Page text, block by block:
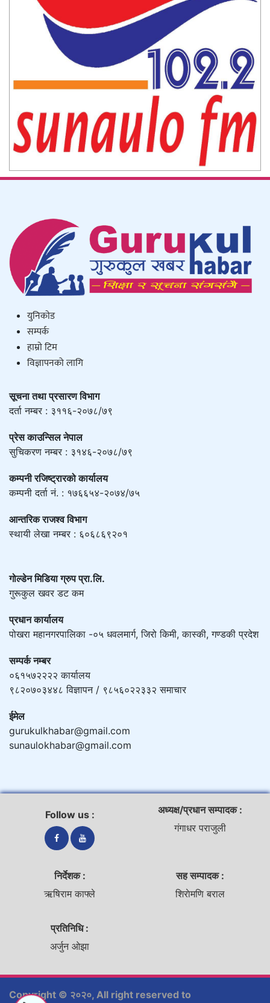
युनिकाेड
सम्पर्क
हाम्राे टिम
विज्ञापनको लागि
सूचना तथा प्रसारण विभाग
दर्ता नम्बर : ३११६-२०७८/७९
प्रेस काउन्सिल नेपाल
सुचिकरण नम्बर : ३१४६-२०७८/७९
कम्पनी रजिष्ट्रारको कार्यालय
कम्पनी दर्ता नं. : १७६६५४-२०७४/७५
आन्तरिक राजश्व विभाग
स्थायी लेखा नम्बर : ६०६८६९२०१
गोल्डेन मिडिया ग्रुप प्रा.लि.
गुरूकुल खवर डट कम
प्रधान कार्यालय
पोखरा महानगरपालिका -०५ धवलमार्ग, जिरो किमी, कास्की, गण्डकी प्रदेश
सम्पर्क नम्बर
०६१५७२२२२ कार्यालय
९८२०७०३४४८ विज्ञापन / ९८५६०२२३३२ समाचार
ईमेल
gurukulkhabar@gmail.com
sunaulokhabar@gmail.com
Follow us :
अध्यक्ष/प्रधान सम्पादक :
गंगाधर पराजुली
निर्देशक :
ऋषिराम काफ्ले
सह सम्पादक :
शिराेमणि बराल
प्रतिनिधि :
अर्जुन ओझा
Copyright © २०२०, All right reserved to